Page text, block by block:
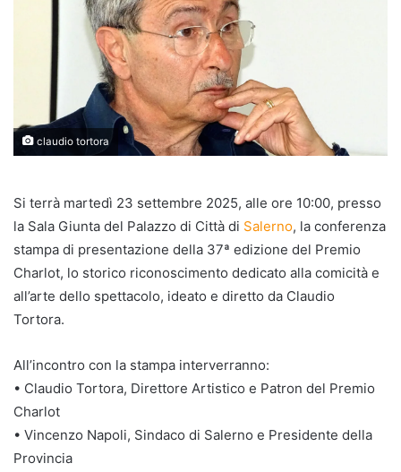
claudio tortora
Si terrà martedì 23 settembre 2025, alle ore 10:00, presso
la Sala Giunta del Palazzo di Città di Salerno, la conferenza
stampa di presentazione della 37ª edizione del Premio
Charlot, lo storico riconoscimento dedicato alla comicità e
all’arte dello spettacolo, ideato e diretto da Claudio
Tortora.
All’incontro con la stampa interverranno:
• Claudio Tortora, Direttore Artistico e Patron del Premio
Charlot
• Vincenzo Napoli, Sindaco di Salerno e Presidente della
Provincia